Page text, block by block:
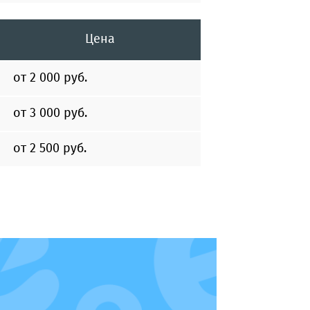
Цена
от 2 000 руб.
от 3 000 руб.
от 2 500 руб.